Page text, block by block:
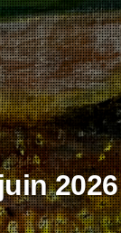
2026